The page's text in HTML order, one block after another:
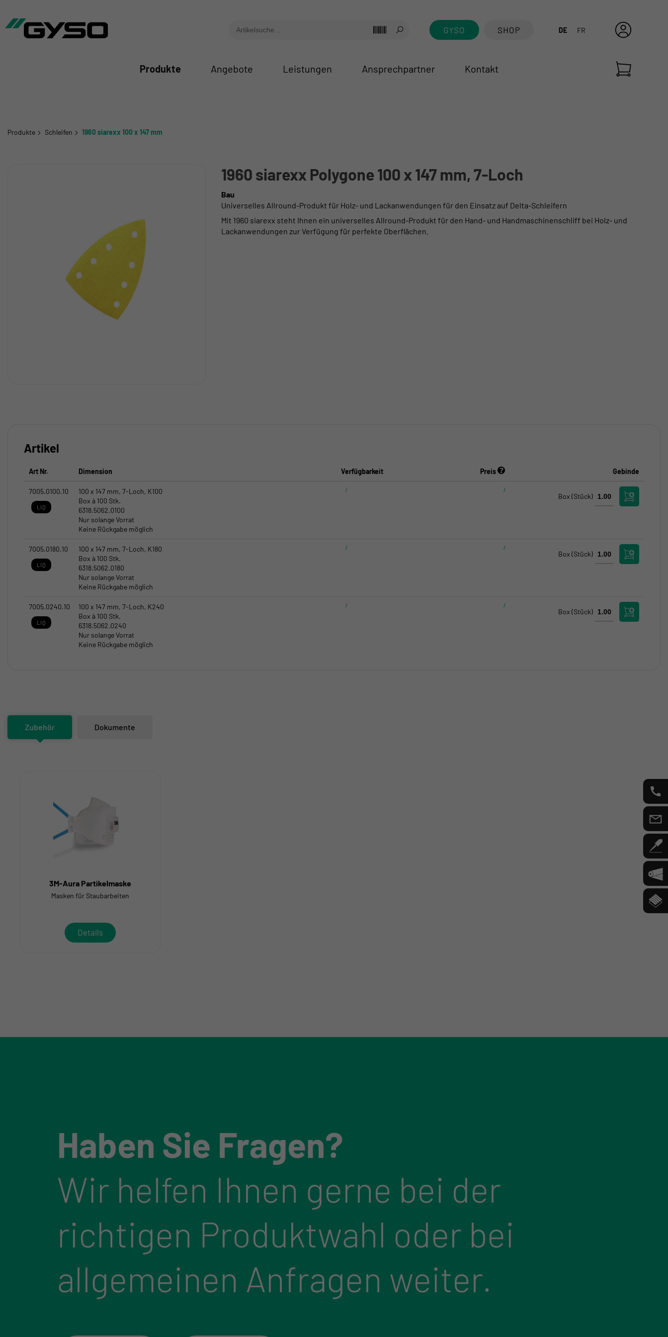
GYSO SHOP DE FR
Produkte Angebote Leistungen Ansprechpartner Kontakt
Produkte Schleifen 1960 siarexx 100 x 147 mm
1960 siarexx Polygone 100 x 147 mm, 7-Loch
Bau
Universelles Allround-Produkt für Holz- und Lackanwendungen für den Einsatz auf Delta-Schleifern
Mit 1960 siarexx steht Ihnen ein universelles Allround-Produkt für den Hand- und Handmaschinenschliff bei Holz- und
Lackanwendungen zur Verfügung für perfekte Oberflächen.
Artikel
Art Nr. Dimension Verfügbarkeit Preis Gebinde
7005.0100.10
LIQ
100 x 147 mm, 7-Loch, K100
Box à 100 Stk.
6318.5062.0100
Nur solange Vorrat
Keine Rückgabe möglich
Box (Stück)
7005.0180.10
LIQ
100 x 147 mm, 7-Loch, K180
Box à 100 Stk.
6318.5062.0180
Nur solange Vorrat
Keine Rückgabe möglich
Box (Stück)
7005.0240.10
LIQ
100 x 147 mm, 7-Loch, K240
Box à 100 Stk.
6318.5062.0240
Nur solange Vorrat
Keine Rückgabe möglich
Box (Stück)
Zubehör Dokumente
3M-Aura Partikelmaske
Masken für Staubarbeiten
Details
Haben Sie Fragen?
Wir helfen Ihnen gerne bei der
richtigen Produktwahl oder bei
allgemeinen Anfragen weiter.